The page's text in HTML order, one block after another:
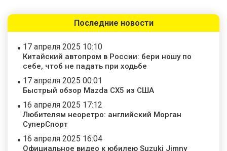
Последние новости
17 апреля 2025 10:10
Китайский автопром в России: бери ношу по
себе, чтоб не падать при ходьбе
17 апреля 2025 00:01
Быстрый обзор Mazda CX5 из США
16 апреля 2025 17:12
Любителям неоретро: английский Морган
СуперСпорт
16 апреля 2025 16:04
Официальное видео к юбилею Suzuki Jimny